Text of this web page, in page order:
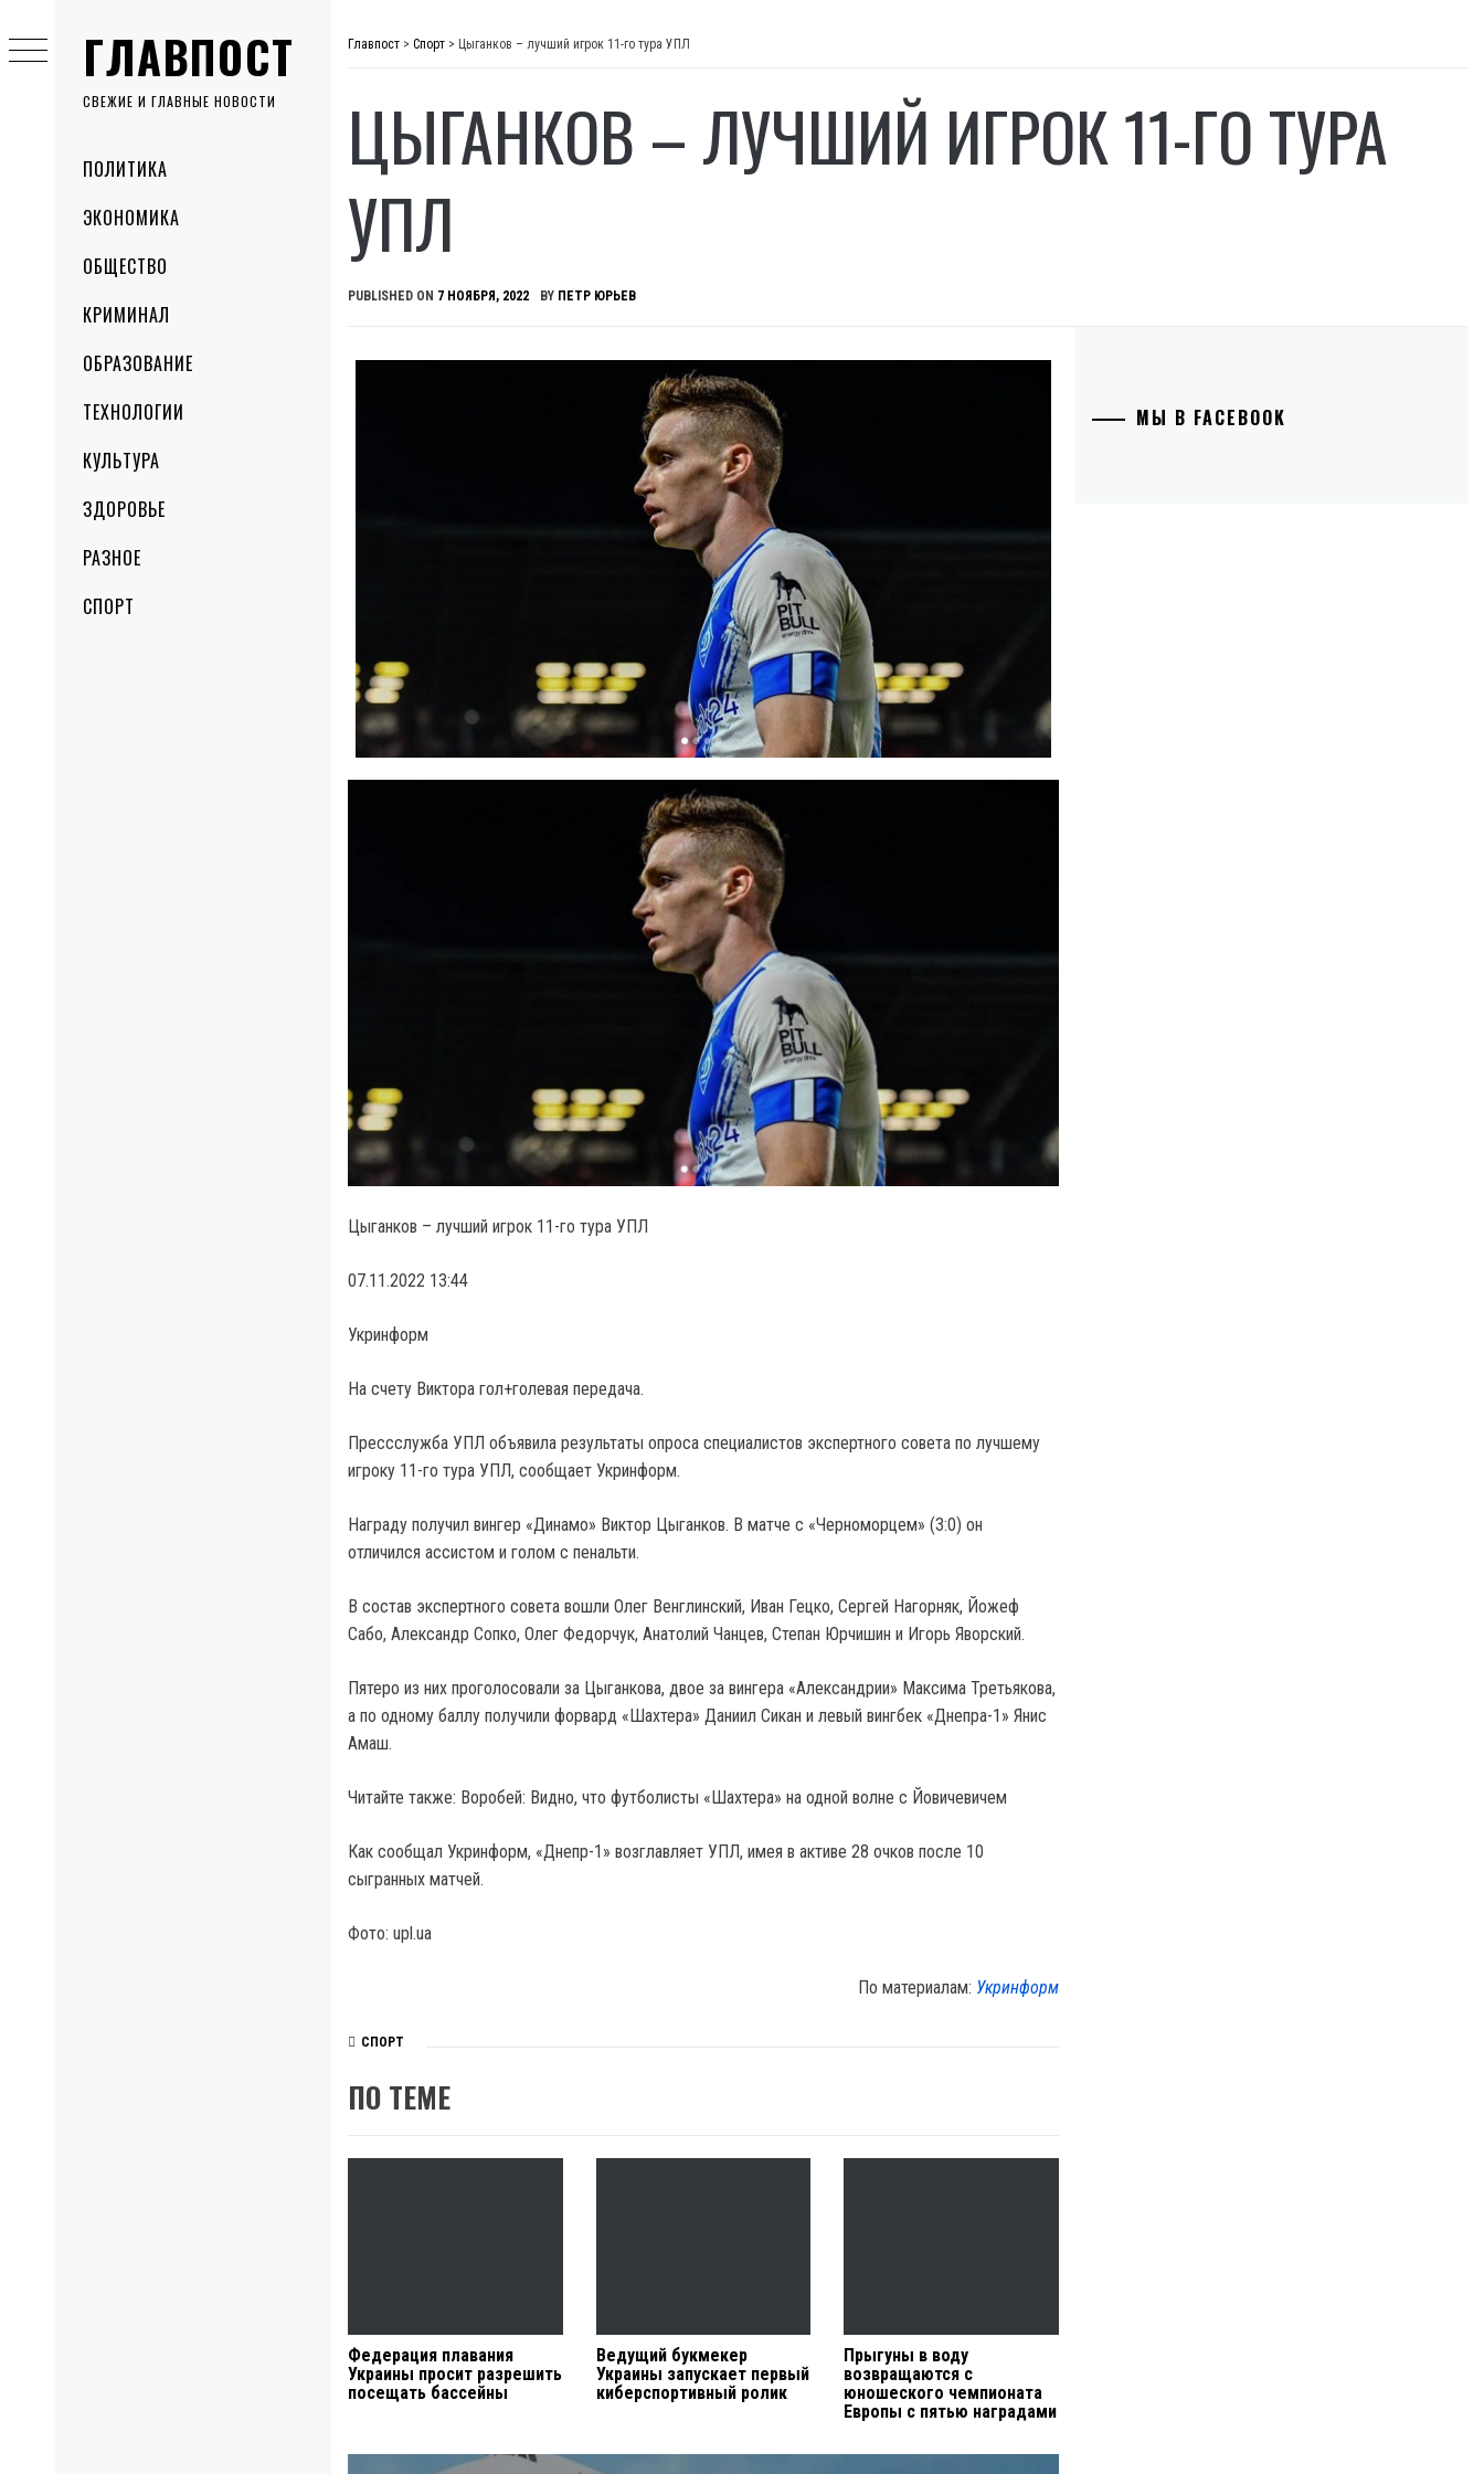
ГЛАВПОСТ
СВЕЖИЕ И ГЛАВНЫЕ НОВОСТИ
MenuПОЛИТИКА
ЭКОНОМИКА
ОБЩЕСТВО
КРИМИНАЛ
ОБРАЗОВАНИЕ
ТЕХНОЛОГИИ
КУЛЬТУРА
ЗДОРОВЬЕ
РАЗНОЕ
СПОРТ
to
content
Главпост > Спорт > Цыганков – лучший игрок 11-го тура УПЛ
ЦЫГАНКОВ – ЛУЧШИЙ ИГРОК 11-ГО ТУРА
УПЛ
PUBLISHED ON 7 НОЯБРЯ, 2022 BY ПЕТР ЮРЬЕВ
Цыганков – лучший игрок 11-го тура УПЛ
07.11.2022 13:44
Укринформ
На счету Виктора гол+голевая передача.
Прессслужба УПЛ объявила результаты опроса специалистов экспертного совета по лучшему
игроку 11-го тура УПЛ, сообщает Укринформ.
Награду получил вингер «Динамо» Виктор Цыганков. В матче с «Черноморцем» (3:0) он
отличился ассистом и голом с пенальти.
В состав экспертного совета вошли Олег Венглинский, Иван Гецко, Сергей Нагорняк, Йожеф
Сабо, Александр Сопко, Олег Федорчук, Анатолий Чанцев, Степан Юрчишин и Игорь Яворский.
Пятеро из них проголосовали за Цыганкова, двое за вингера «Александрии» Максима Третьякова,
а по одному баллу получили форвард «Шахтера» Даниил Сикан и левый вингбек «Днепра-1» Янис
Амаш.
Читайте также: Воробей: Видно, что футболисты «Шахтера» на одной волне с Йовичевичем
Как сообщал Укринформ, «Днепр-1» возглавляет УПЛ, имея в активе 28 очков после 10
сыгранных матчей.
Фото: upl.ua
По материалам: Укринформ
СПОРТ
ПО ТЕМЕ
Федерация плавания
Украины просит разрешить
посещать бассейны
Ведущий букмекер
Украины запускает первый
киберспортивный ролик
Прыгуны в воду
возвращаются с
юношеского чемпионата
Европы с пятью наградами
МЫ В FACEBOOK